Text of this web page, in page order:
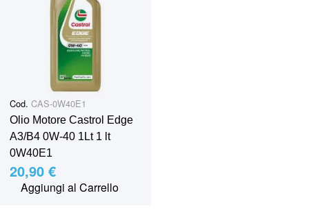
riduzione di emissioni con filtri anitparticolati diesel (DPF o
FAP), contribuendo pertanto ad una maggiore
salvaguardia dell´ambiente rispetto ai lubrificanti
convenzionali.Per supporto all'acquisto contattare il
servizio clienti.Info e Preventivi: infoshop@marinazauto.it
- Whatsapp: (+39) 331 1804865
Cod. CAS-0W40E1
Olio Motore Castrol Edge
A3/B4 0W-40 1Lt 1 lt
0W40E1
20,90 €
Aggiungi al Carrello